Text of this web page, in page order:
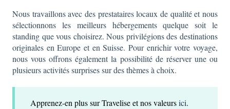
Nous travaillons avec des prestataires locaux de qualité et nous
sélectionnons les meilleurs hébergements quelque soit le
standing que vous choisirez. Nous privilégions des destinations
originales en Europe et en Suisse. Pour enrichir votre voyage,
nous vous offrons également la possibilité de réserver une ou
plusieurs activités surprises sur des thèmes à choix.
Apprenez-en plus sur Travelise et nos valeursici.